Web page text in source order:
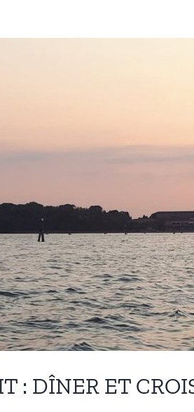
: DÎNER ET